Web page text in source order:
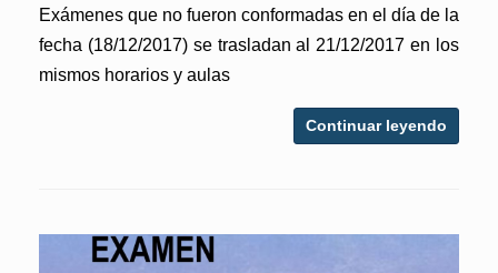
Exámenes que no fueron conformadas en el día de la
fecha (18/12/2017) se trasladan al 21/12/2017 en los
mismos horarios y aulas
Continuar leyendo